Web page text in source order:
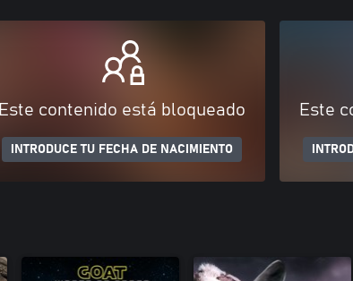
Este contenido está bloqueado
INTRODUCE TU FECHA DE NACIMIENTO
Este